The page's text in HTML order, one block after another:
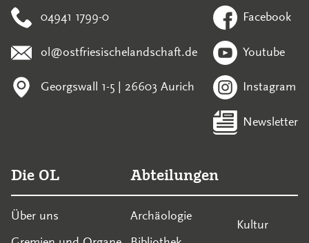
04941 1799-0
ol@ostfriesischelandschaft.de
Georgswall 1-5 | 26603 Aurich
Facebook
Youtube
Instagram
Newsletter
Die OL
Über uns
Abteilungen
Archäologie
Kultur